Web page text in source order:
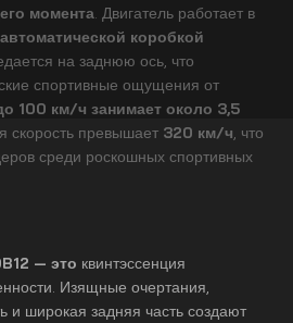
момента . Двигатель работает в
коробкой
на заднюю ось, что
спортивные ощущения от
100 км/ч занимает около 3,5
скорость превышает 320 км/ч , что
среди роскошных спортивных
— это квинтэссенция
Изящные очертания,
и широкая задняя часть создают